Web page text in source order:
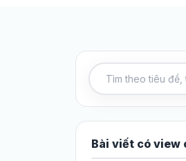
Tìm kiếm bài viết
Bài viết có view